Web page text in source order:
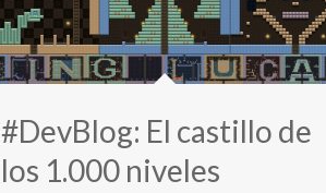
#DevBlog: El castillo de
los 1.000 niveles